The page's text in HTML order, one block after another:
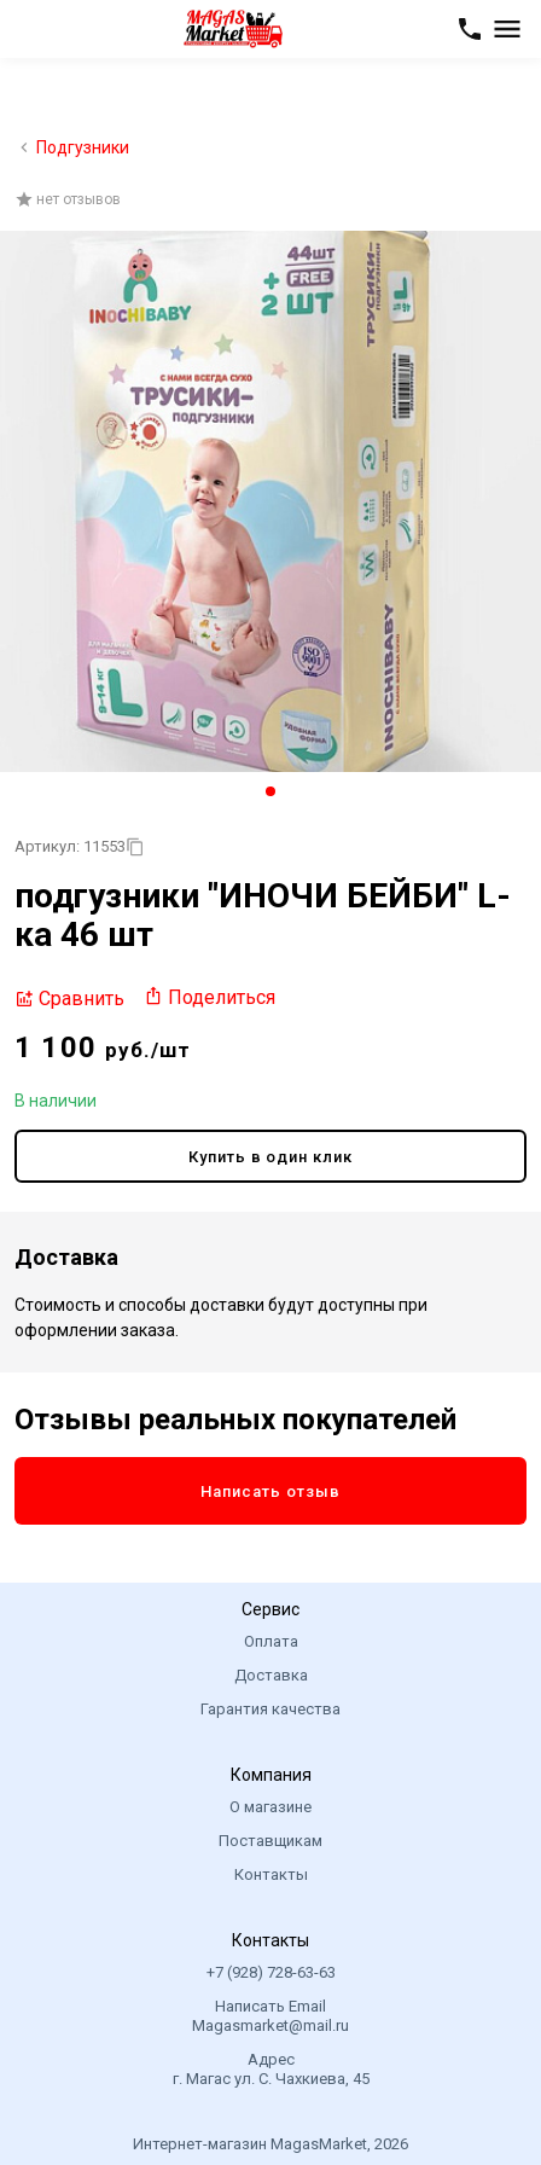
Подгузники
нет отзывов
Артикул: 11553
подгузники "ИНОЧИ БЕЙБИ" L-
ка 46 шт
Сравнить Поделиться
1 100 руб./шт
В наличии
Купить в один клик
Доставка
Стоимость и способы доставки будут доступны при
оформлении заказа.
Отзывы реальных покупателей
Написать отзыв
Сервис
Оплата
Доставка
Гарантия качества
Компания
О магазине
Поставщикам
Контакты
Контакты
+7 (928) 728-63-63
Написать Email
Magasmarket@mail.ru
Адрес
г. Магас ул. С. Чахкиева, 45
Интернет-магазин MagasMarket, 2026